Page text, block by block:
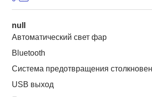
null
Автоматический свет фар
Bluetooth
Система предотвращения
USB выход